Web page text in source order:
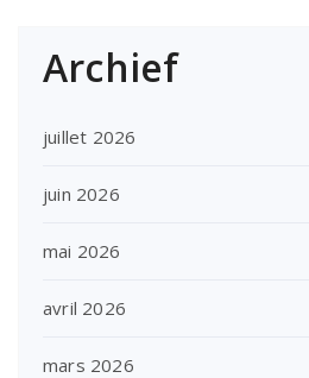
Archief
juillet 2026
juin 2026
mai 2026
avril 2026
mars 2026